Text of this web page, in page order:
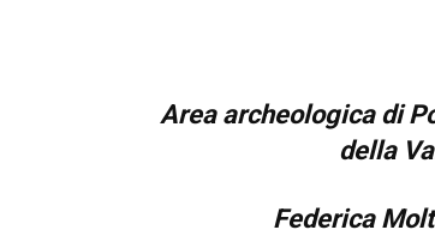
Area archeologica di
della
Federica